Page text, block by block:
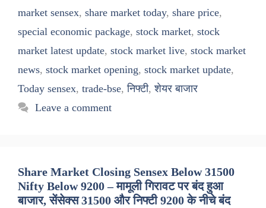
market sensex, share market today, share price,
special economic package, stock market, stock
market latest update, stock market live, stock market
news, stock market opening, stock market update,
Today sensex, trade-bse,निफ्टी,शेयर बाजार
Leave a comment
Share Market Closing Sensex Below 31500
Nifty Below 9200 – मामूली गिरावट पर बंद हुआ
बाजार, सेंसेक्स 31500 और निफ्टी 9200 के नीचे बंद